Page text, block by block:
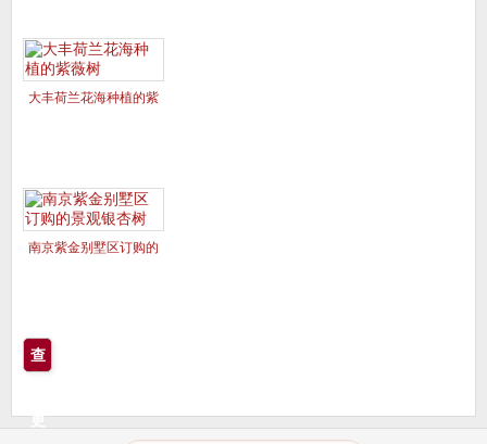
大丰荷兰花海种植的紫
南京紫金别墅区订购的
查
更